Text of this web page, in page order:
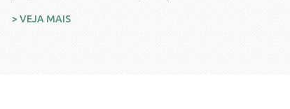
> VEJA MAIS